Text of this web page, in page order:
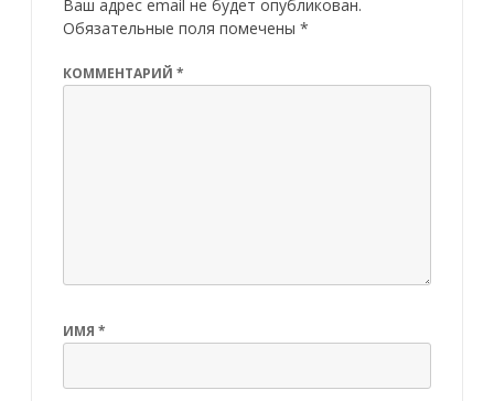
Ваш адрес email не будет опубликован.
Обязательные поля помечены *
КОММЕНТАРИЙ *
ИМЯ *